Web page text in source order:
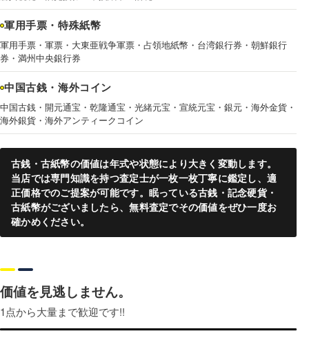
軍用手票・特殊紙幣
軍用手票・軍票・大東亜戦争軍票・占領地紙幣・台湾銀行券・朝鮮銀行
券・満州中央銀行券
中国古銭・海外コイン
中国古銭・開元通宝・乾隆通宝・光緒元宝・宣統元宝・銀元・海外金貨・
海外銀貨・海外アンティークコイン
古銭・古紙幣の価値は年式や状態により大きく変動します。
当店では専門知識を持つ査定士が一枚一枚丁寧に鑑定し、適
正価格でのご提案が可能です。眠っている古銭・記念硬貨・
古紙幣がございましたら、無料査定でその価値をぜひ一度お
確かめください。
価値を見逃しません。
1点から大量まで歓迎です!!